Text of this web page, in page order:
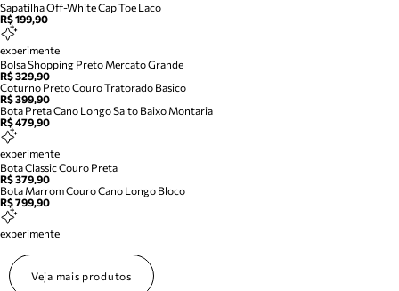
Sapatilha Off-White Cap Toe Laco
R$ 199,90
experimente
Bolsa Shopping Preto Mercato Grande
R$ 329,90
Coturno Preto Couro Tratorado Basico
R$ 399,90
Bota Preta Cano Longo Salto Baixo Montaria
R$ 479,90
experimente
Bota Classic Couro Preta
R$ 379,90
Bota Marrom Couro Cano Longo Bloco
R$ 799,90
experimente
Veja mais produtos